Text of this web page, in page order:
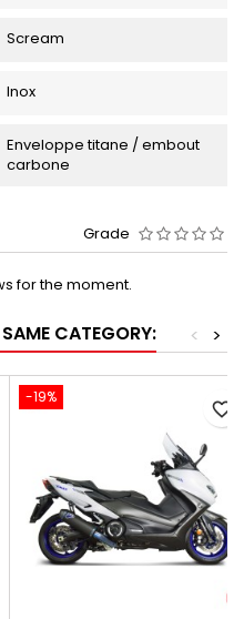
Scream
Inox
Enveloppe titane / embout
carbone
Grade
for the moment.
CATEGORY: >
<
-19%
favorite_border